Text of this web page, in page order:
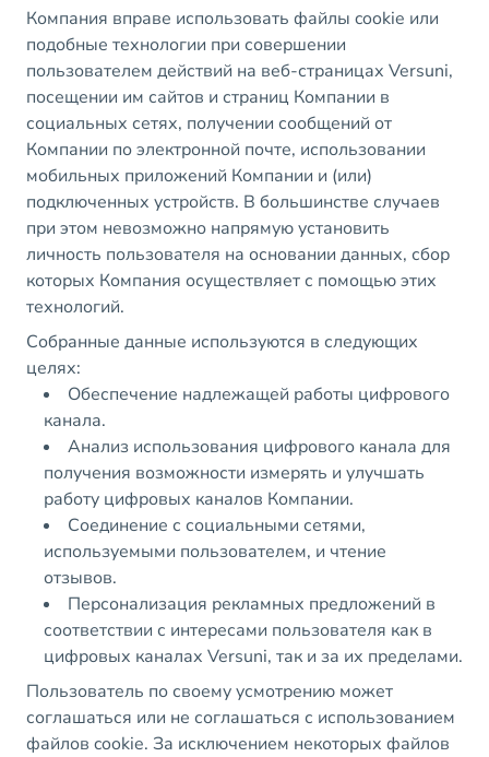
Компания вправе использовать файлы cookie или
подобные технологии при совершении
пользователем действий на веб-страницах Versuni,
посещении им сайтов и страниц Компании в
социальных сетях, получении сообщений от
Компании по электронной почте, использовании
мобильных приложений Компании и (или)
подключенных устройств. В большинстве случаев
при этом невозможно напрямую установить
личность пользователя на основании данных, сбор
которых Компания осуществляет с помощью этих
технологий.
Собранные данные используются в следующих
целях:
Обеспечение надлежащей работы цифрового
канала.
Анализ использования цифрового канала для
получения возможности измерять и улучшать
работу цифровых каналов Компании.
Соединение с социальными сетями,
используемыми пользователем, и чтение
отзывов.
Персонализация рекламных предложений в
соответствии с интересами пользователя как в
цифровых каналах Versuni, так и за их пределами.
Пользователь по своему усмотрению может
соглашаться или не соглашаться с использованием
файлов cookie. За исключением некоторых файлов